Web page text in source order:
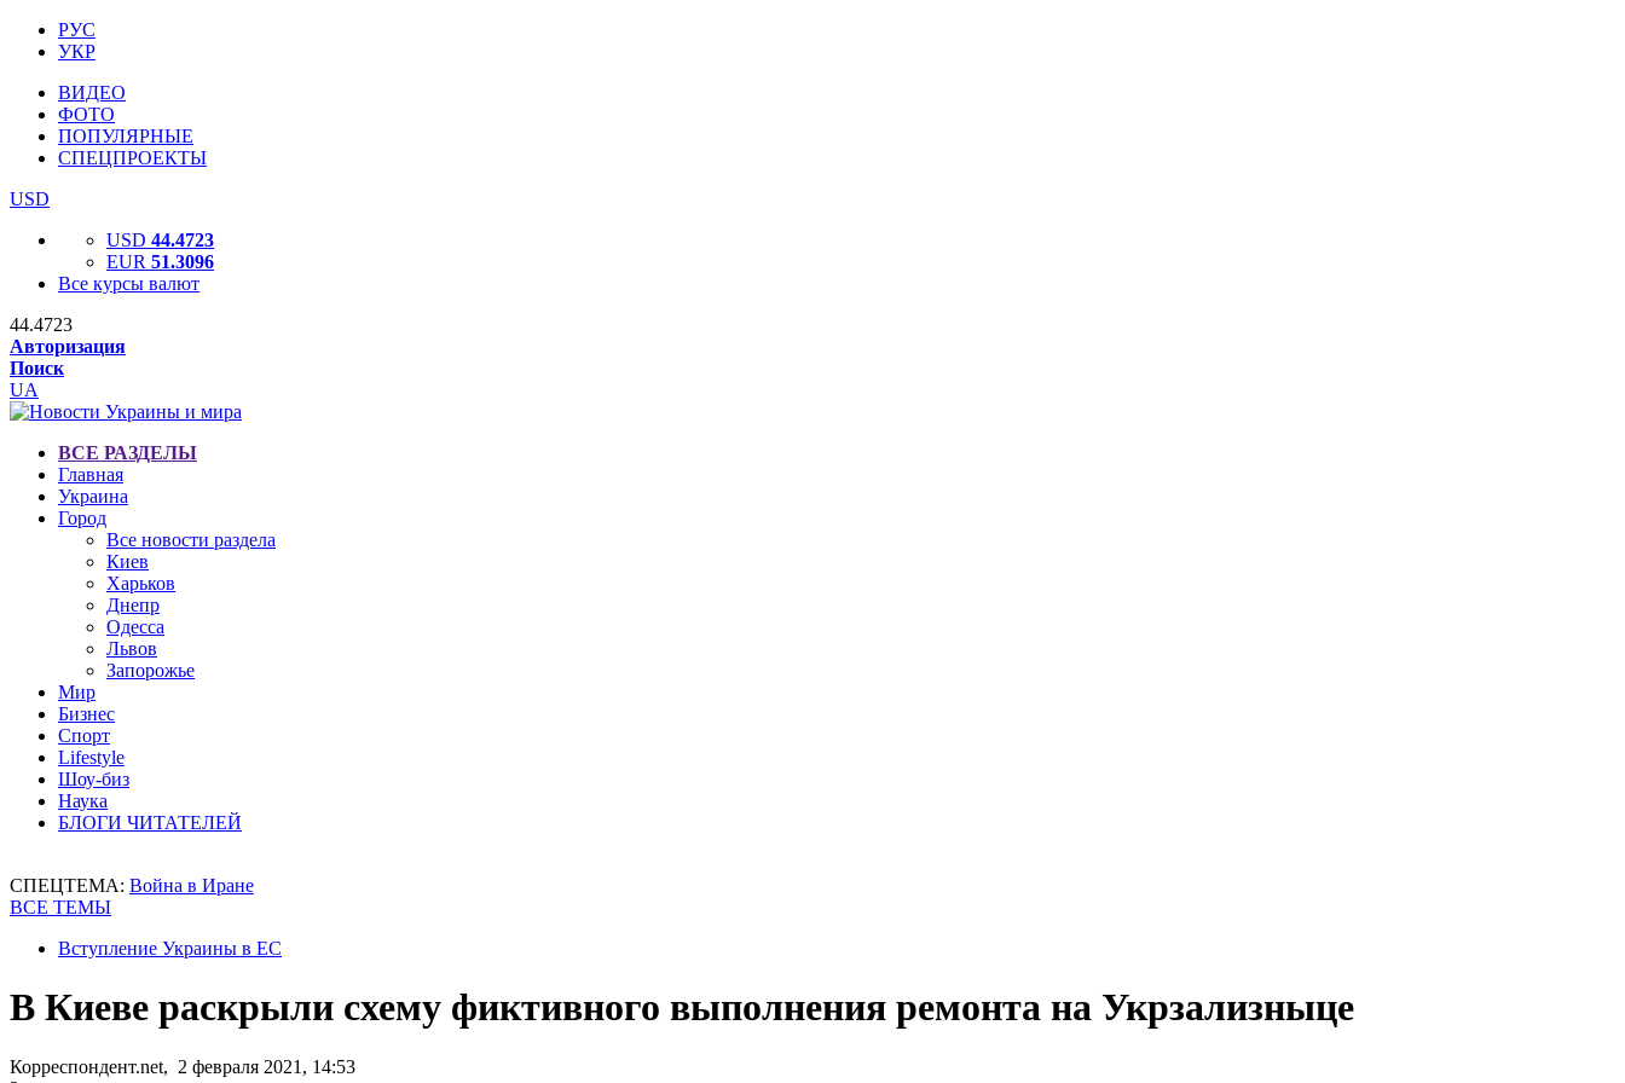
РУС
УКР
ВИДЕО
ФОТО
ПОПУЛЯРНЫЕ
СПЕЦПРОЕКТЫ
USD
USD 44.4723
EUR 51.3096
Все курсы валют
44.4723
Авторизация
Поиск
UA
ВСЕ РАЗДЕЛЫ
Главная
Украина
Город
Все новости раздела
Киев
Харьков
Днепр
Одесса
Львов
Запорожье
Мир
Бизнес
Спорт
Lifestyle
Шоу-биз
Наука
БЛОГИ ЧИТАТЕЛЕЙ
СПЕЦТЕМА: Война в Иране
ВСЕ ТЕМЫ
Вступление Украины в ЕС
В Киеве раскрыли схему фиктивного выполнения ремонта на Укрзализныце
Корреспондент.net, 2 февраля 2021, 14:53